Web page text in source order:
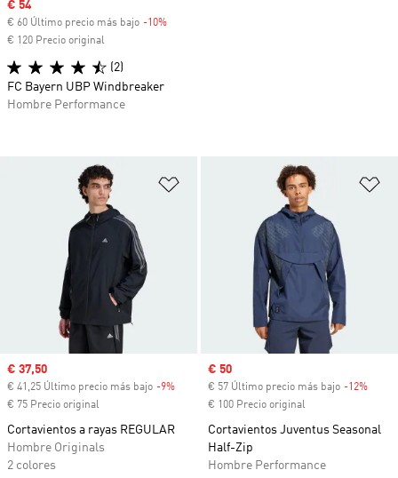
Añadir a la lista de deseos
Precio de venta
€ 37,50
€ 41,25 Último precio más bajo -9% Descuento
€ 75 Precio original
Cortavientos a rayas REGULAR
Hombre Originals
2 colores
Precio de venta
€ 50
€ 57 Último precio más bajo -12%
€ 100 Precio original
Cortavientos Juventus Seasonal
Half-Zip
Hombre Performance
Precio de venta
€ 54
€ 60 Último precio más bajo -10%
€ 120 Precio original
(2)
FC Bayern UBP Windbreaker
Hombre Performance